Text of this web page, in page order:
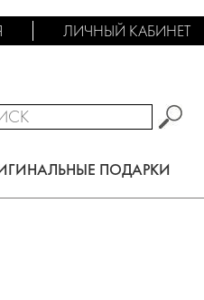
ЛИЧНЫЙ КАБИНЕТ
ПОДАРКИ